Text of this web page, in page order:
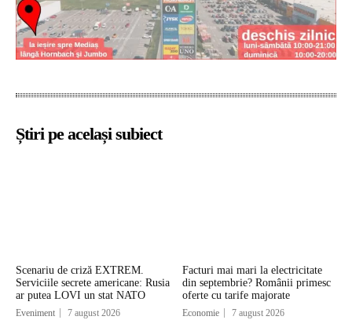
Știri pe același subiect
Scenariu de criză EXTREM.
Serviciile secrete americane: Rusia
ar putea LOVI un stat NATO
Eveniment 7 august 2026
Facturi mai mari la electricitate
din septembrie? Românii primesc
oferte cu tarife majorate
Economie 7 august 2026